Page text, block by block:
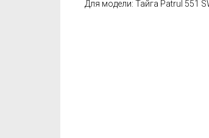
Для модели: Тайга Patrul 551